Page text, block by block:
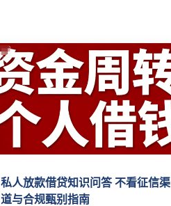
私人放款借贷知识问答 不看征信渠
道与合规甄别指南